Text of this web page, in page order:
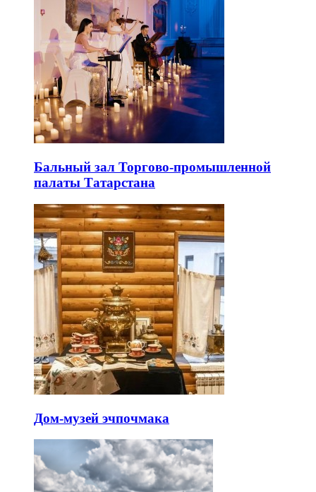
Бальный зал Торгово-промышленной
палаты Татарстана
Дом-музей эчпочмака